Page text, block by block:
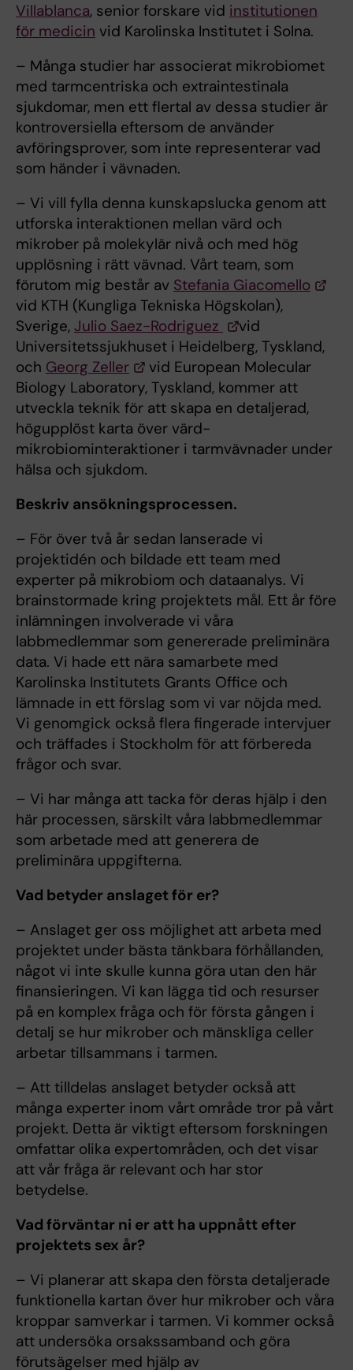
Villablanca, senior forskare vid institutionen
för medicin vid Karolinska Institutet i Solna.
– Många studier har associerat mikrobiomet
med tarmcentriska och extraintestinala
sjukdomar, men ett flertal av dessa studier är
kontroversiella eftersom de använder
avföringsprover, som inte representerar vad
som händer i vävnaden.
– Vi vill fylla denna kunskapslucka genom att
utforska interaktionen mellan värd och
mikrober på molekylär nivå och med hög
upplösning i rätt vävnad. Vårt team, som
förutom mig består av Stefania Giacomello
vid KTH (Kungliga Tekniska Högskolan),
Sverige, Julio Saez-Rodriguez
vid
Universitetssjukhuset i Heidelberg, Tyskland,
och Georg Zeller
vid European Molecular
Biology Laboratory, Tyskland, kommer att
utveckla teknik för att skapa en detaljerad,
högupplöst karta över värd-
mikrobiominteraktioner i tarmvävnader under
hälsa och sjukdom.
Beskriv ansökningsprocessen.
– För över två år sedan lanserade vi
projektidén och bildade ett team med
experter på mikrobiom och dataanalys. Vi
brainstormade kring projektets mål. Ett år före
inlämningen involverade vi våra
labbmedlemmar som genererade preliminära
data. Vi hade ett nära samarbete med
Karolinska Institutets Grants Office och
lämnade in ett förslag som vi var nöjda med.
Vi genomgick också flera fingerade intervjuer
och träffades i Stockholm för att förbereda
frågor och svar.
– Vi har många att tacka för deras hjälp i den
här processen, särskilt våra labbmedlemmar
som arbetade med att generera de
preliminära uppgifterna.
Vad betyder anslaget för er?
– Anslaget ger oss möjlighet att arbeta med
projektet under bästa tänkbara förhållanden,
något vi inte skulle kunna göra utan den här
finansieringen. Vi kan lägga tid och resurser
på en komplex fråga och för första gången i
detalj se hur mikrober och mänskliga celler
arbetar tillsammans i tarmen.
– Att tilldelas anslaget betyder också att
många experter inom vårt område tror på vårt
projekt. Detta är viktigt eftersom forskningen
omfattar olika expertområden, och det visar
att vår fråga är relevant och har stor
betydelse.
Vad förväntar ni er att ha uppnått efter
projektets sex år?
– Vi planerar att skapa den första detaljerade
funktionella kartan över hur mikrober och våra
kroppar samverkar i tarmen. Vi kommer också
att undersöka orsakssamband och göra
förutsägelser med hjälp av